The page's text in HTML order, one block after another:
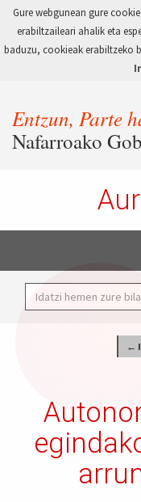
Gure webgunean gure
erabiltzaileari ahalik eta
baduzu, cookieak erabiltzeko
Entzun, Parte
Nafarroako
←